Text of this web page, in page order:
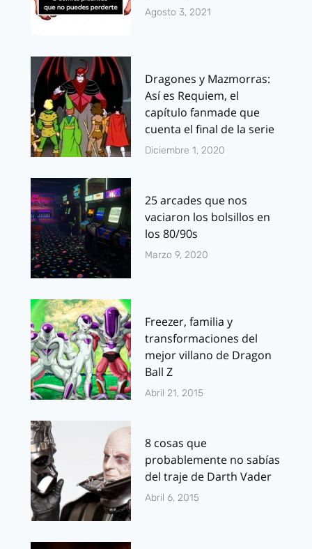
Agosto 3, 2021
Dragones y Mazmorras:
Así es Requiem, el
capítulo fanmade que
cuenta el final de la serie
Diciembre 1, 2020
25 arcades que nos
vaciaron los bolsillos en
los 80/90s
Marzo 9, 2020
Freezer, familia y
transformaciones del
mejor villano de Dragon
Ball Z
Abril 21, 2015
8 cosas que
probablemente no sabías
del traje de Darth Vader
Abril 6, 2015